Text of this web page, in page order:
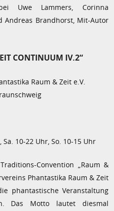
Uwe Lammers, Corinna
Andreas Brandhorst, Mit-Autor
CONTINUUM IV.2“
Raum & Zeit e.V.
10-22 Uhr, So. 10-15 Uhr
Convention „Raum &
Phantastika Raum & Zeit
phantastische Veranstaltung
Das Motto lautet diesmal